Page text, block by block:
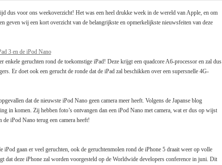
dus voor ons weekoverzicht! Het was een heel drukke week in de wereld van Apple, en om
geven wij een kort overzicht van de belangrijkste en opmerkelijkste nieuwsfeiten van deze
3 en de iPod Nano
enkele geruchten rond de toekomstige iPad! Deze krijgt een quadcore A6-processor en zal dus
Er doet ook een gerucht de ronde dat de iPad zal beschikken over een supersnelle 4G-
dat de nieuwste iPod Nano geen camera meer heeft. Volgens de Japanse blog
in komen. Zij hebben foto’s ontvangen dan een iPod Nano met camera, wat er dus op wijst
de iPod Nano terug een camera heeft!
iPod gaan er veel geruchten, ook de geruchtenmolen rond de iPhone 5 draait weer op volle
dat deze iPhone zal worden voorgesteld op de Worldwide developers conference in juni. Dit